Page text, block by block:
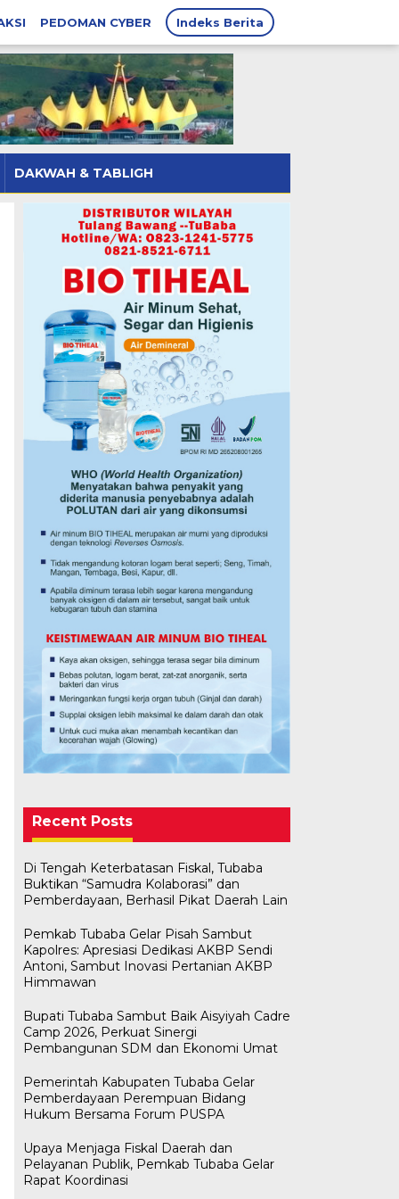
PEDOMAN CYBER Indeks Berita
DAKWAH & TABLIGH
Recent Posts
Di Tengah Keterbatasan Fiskal, Tubaba
Buktikan “Samudra Kolaborasi” dan
Pemberdayaan, Berhasil Pikat Daerah Lain
Pemkab Tubaba Gelar Pisah Sambut
Kapolres: Apresiasi Dedikasi AKBP Sendi
Antoni, Sambut Inovasi Pertanian AKBP
Himmawan
Bupati Tubaba Sambut Baik Aisyiyah Cadre
Camp 2026, Perkuat Sinergi
Pembangunan SDM dan Ekonomi Umat
Pemerintah Kabupaten Tubaba Gelar
Pemberdayaan Perempuan Bidang
Hukum Bersama Forum PUSPA
Upaya Menjaga Fiskal Daerah dan
Pelayanan Publik, Pemkab Tubaba Gelar
Rapat Koordinasi
Bawaslu Tegaskan Sikap Siap
Bersinergi Dengan PWI Tulang
Usai Musda, DPD Golkar Tulang
M. Aris Pratama Hanan Resmi
‘Nakhodai’ DPD II Partai Golkar
Herman HN Lantik Budi Yohanda
sebagai Ketua DPD Partai
Bupati Tubaba Hadiri Pelantikan
Pengurus DPD dan DPC Partai